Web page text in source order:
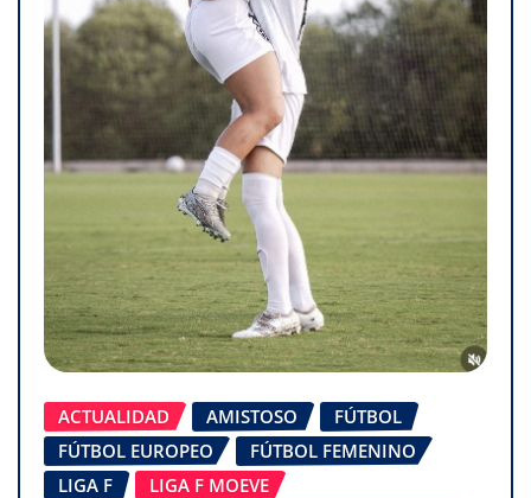
ACTUALIDAD AMISTOSO
FÚTBOL
FÚTBOL EUROPEO
FÚTBOL FEMENINO
LIGA F
LIGA F MOEVE